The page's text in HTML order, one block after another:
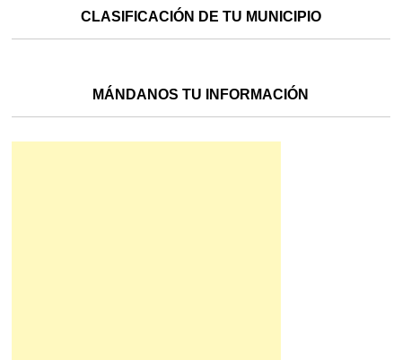
CLASIFICACIÓN DE TU MUNICIPIO
MÁNDANOS TU INFORMACIÓN